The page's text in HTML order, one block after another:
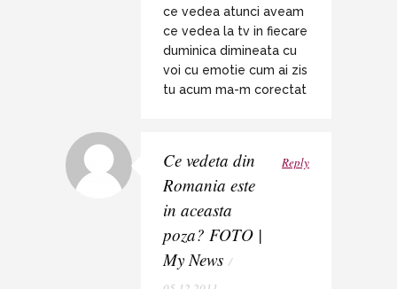
ce vedea atunci aveam
ce vedea la tv in fiecare
duminica dimineata cu
voi cu emotie cum ai zis
tu acum ma-m corectat
Ce vedeta din
Romania este
in aceasta
poza? FOTO |
My News /
Reply